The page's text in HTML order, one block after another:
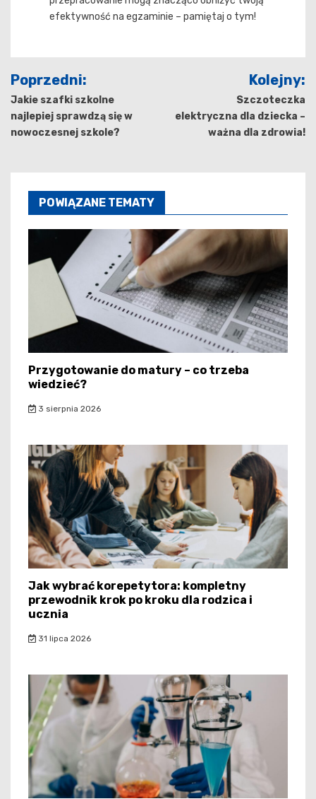
efektywność na egzaminie – pamiętaj o tym!
Nawigacja
wpisu
Poprzedni:
Jakie szafki szkolne
najlepiej sprawdzą się w
nowoczesnej szkole?
Kolejny:
Szczoteczka
elektryczna dla dziecka –
ważna dla zdrowia!
POWIĄZANE TEMATY
Przygotowanie do matury – co trzeba
wiedzieć?
3 sierpnia 2026
Jak wybrać korepetytora: kompletny
przewodnik krok po kroku dla rodzica i
ucznia
31 lipca 2026